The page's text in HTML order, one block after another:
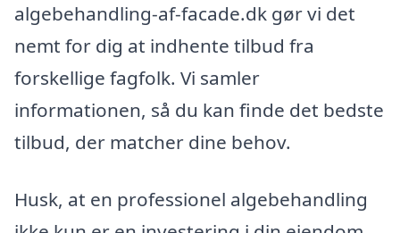
algebehandling-af-facade.dk gør vi det
nemt for dig at indhente tilbud fra
forskellige fagfolk. Vi samler
informationen, så du kan finde det bedste
tilbud, der matcher dine behov.
Husk, at en professionel algebehandling